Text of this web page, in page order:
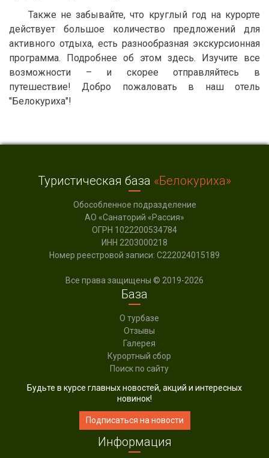
Также не забывайте, что круглый год на курорте
действует большое количество предложений для
активного отдыха, есть разнообразная экскурсионная
программа. Подробнее об этом здесь. Изучите все
возможности – и скорее отправляйтесь в
путешествие! Добро пожаловать в наш отель
"Белокуриха"!
Туристическая база «Белокуриха»
Обособленное подразделение
АО «Санаторий «Рассия»
ОГРН 1022200534784
ИНН 2203000218
Номер реестровой записи: С222024015189
Все права защищены © 2019-2026
База
О турбазе
Отзывы
Галерея
Курортный сбор
Поиск по сайту
Будьте в курсе главных новостей, акций и интересных
новинок!
Подписаться на новости
Информация